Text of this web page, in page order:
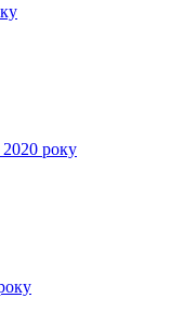
2020 року